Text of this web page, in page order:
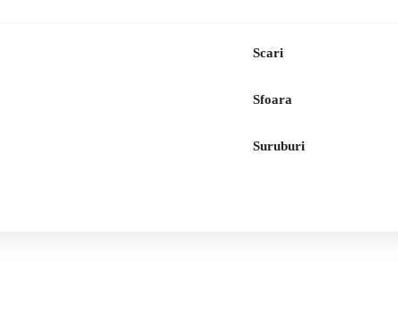
Scari
Sfoara
Suruburi